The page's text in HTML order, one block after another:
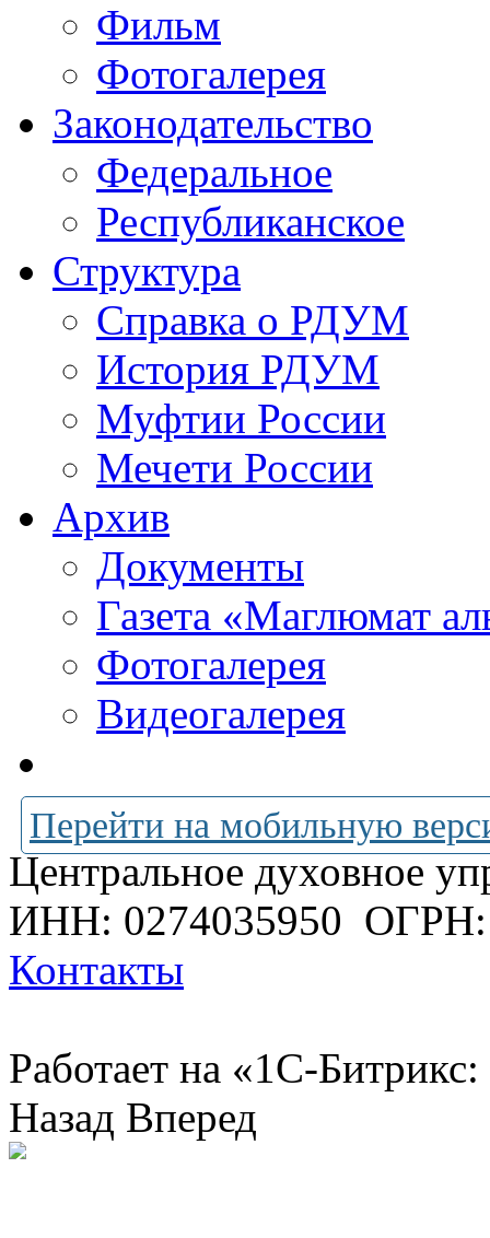
Фильм
Фотогалерея
Законодательство
Федеральное
Республиканское
Структура
Справка о РДУМ
История РДУМ
Муфтии России
Мечети России
Архив
Документы
Газета «Маглюмат
Фотогалерея
Видеогалерея
Перейти на мобильную
Центральное духовное
ИНН: 0274035950 ОГРН:
Контакты
Работает на «1С-
Назад Вперед